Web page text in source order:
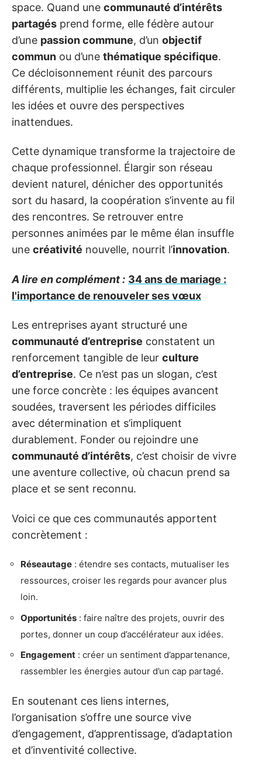
space. Quand une communauté d’intérêts
partagés prend forme, elle fédère autour
d’une passion commune, d’un objectif
commun ou d’une thématique spécifique.
Ce décloisonnement réunit des parcours
différents, multiplie les échanges, fait circuler
les idées et ouvre des perspectives
inattendues.
Cette dynamique transforme la trajectoire de
chaque professionnel. Élargir son réseau
devient naturel, dénicher des opportunités
sort du hasard, la coopération s’invente au fil
des rencontres. Se retrouver entre
personnes animées par le même élan insuffle
une créativité nouvelle, nourrit l’innovation.
A lire en complément : 34 ans de mariage :
l'importance de renouveler ses vœux
Les entreprises ayant structuré une
communauté d’entreprise constatent un
renforcement tangible de leur culture
d’entreprise. Ce n’est pas un slogan, c’est
une force concrète : les équipes avancent
soudées, traversent les périodes difficiles
avec détermination et s’impliquent
durablement. Fonder ou rejoindre une
communauté d’intérêts, c’est choisir de vivre
une aventure collective, où chacun prend sa
place et se sent reconnu.
Voici ce que ces communautés apportent
concrètement :
Réseautage : étendre ses contacts, mutualiser les
ressources, croiser les regards pour avancer plus
loin.
Opportunités : faire naître des projets, ouvrir des
portes, donner un coup d’accélérateur aux idées.
Engagement : créer un sentiment d’appartenance,
rassembler les énergies autour d’un cap partagé.
En soutenant ces liens internes,
l’organisation s’offre une source vive
d’engagement, d’apprentissage, d’adaptation
et d’inventivité collective.